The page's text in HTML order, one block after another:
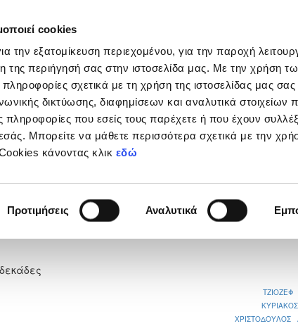
cookies
την εξατομίκευση περιεχομένου, για την παροχή
της περιήγησή σας στην ιστοσελίδα μας. Με την χρήση
πληροφορίες σχετικά με τη χρήση της ιστοσελίδας μας
δικτύωσης, διαφημίσεων και αναλυτικά στοιχείων
που εσείς τους παρέχετε ή που έχουν
Μπορείτε να μάθετε περισσότερα σχετικά με την
κάνοντας κλικ εδώ
Προτιμήσεις Αναλυτικά
Διοργανώσεις
- ΑΤΛΑΣ
ΧΡΙΣΤΟΔΟΥΛΟΣ